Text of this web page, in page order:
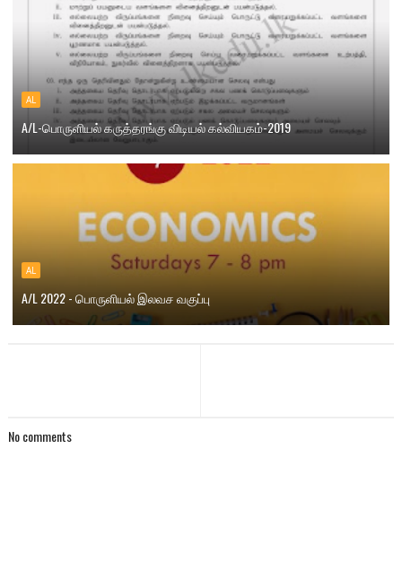
AL
A/L-பொருளியல் கருத்தரங்கு விடியல் கல்வியகம்-2019
AL
A/L 2022 - பொருளியல் இலவச வகுப்பு
No comments